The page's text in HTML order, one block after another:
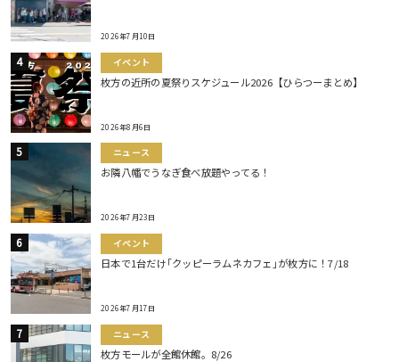
2026年7月10日
イベント
枚方の近所の夏祭りスケジュール2026【ひらつーまとめ】
2026年8月6日
ニュース
お隣八幡でうなぎ食べ放題やってる！
2026年7月23日
イベント
日本で1台だけ｢クッピーラムネカフェ｣が枚方に！7/18
2026年7月17日
ニュース
枚方モールが全館休館。8/26